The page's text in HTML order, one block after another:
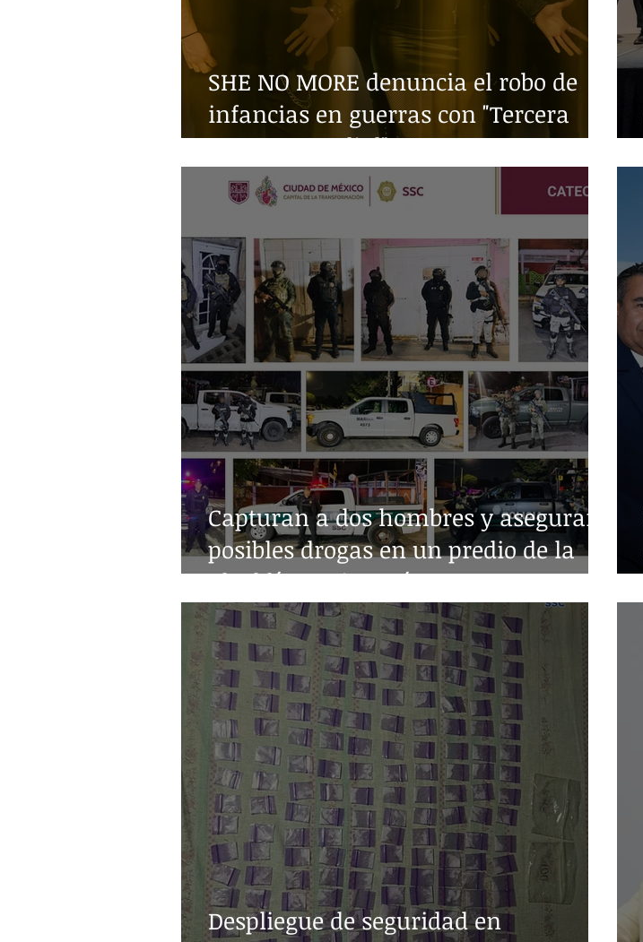
SHE NO MORE denuncia el robo de
infancias en guerras con "Tercera
Guerra Mundial"
Capturan a dos hombres y aseguran
posibles drogas en un predio de la
alcaldía Benito Juárez
Despliegue de seguridad en